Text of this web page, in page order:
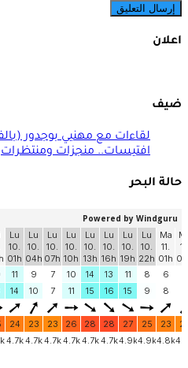
اعلان
ضيف
افتيسات.. منجزات ومنتظرات
حالة البحر